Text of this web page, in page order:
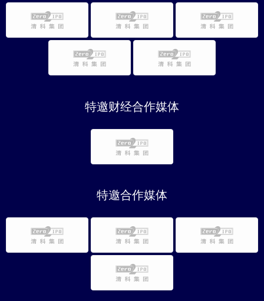
特邀财经合作媒体
特邀合作媒体